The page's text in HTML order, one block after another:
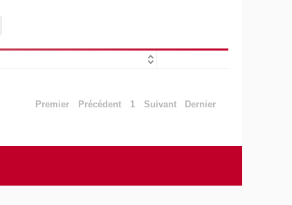
Premier Précédent 1 Suivant Dernier